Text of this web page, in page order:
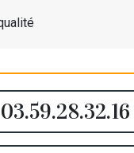
03.59.28.32.16